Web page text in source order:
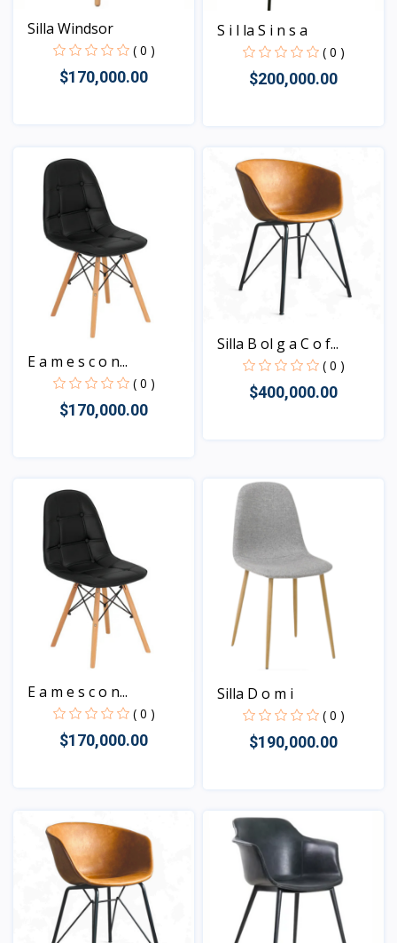
Silla Windsor
( 0 )
$170,000.00
S i l la S i n s a
( 0 )
$200,000.00
E a m e s c o n...
( 0 )
$170,000.00
Silla B ol g a C o f...
( 0 )
$400,000.00
E a m e s c o n...
( 0 )
$170,000.00
Silla D o m i
( 0 )
$190,000.00